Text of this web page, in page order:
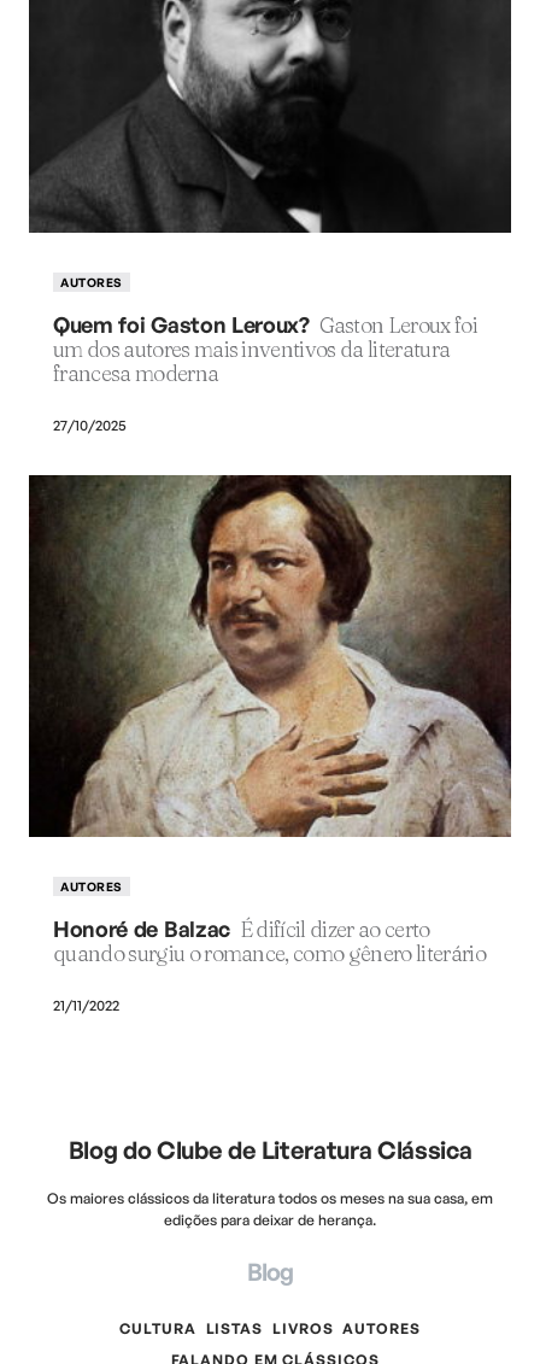
AUTORES
Quem foi Gaston Leroux? Gaston Leroux foi
um dos autores mais inventivos da literatura
francesa moderna
27/10/2025
AUTORES
Honoré de Balzac É difícil dizer ao certo
quando surgiu o romance, como gênero literário
21/11/2022
Blog do Clube de Literatura Clássica
Os maiores clássicos da literatura todos os meses na sua casa, em
edições para deixar de herança.
Blog
CULTURA LISTAS LIVROS AUTORES
FALANDO EM CLÁSSICOS